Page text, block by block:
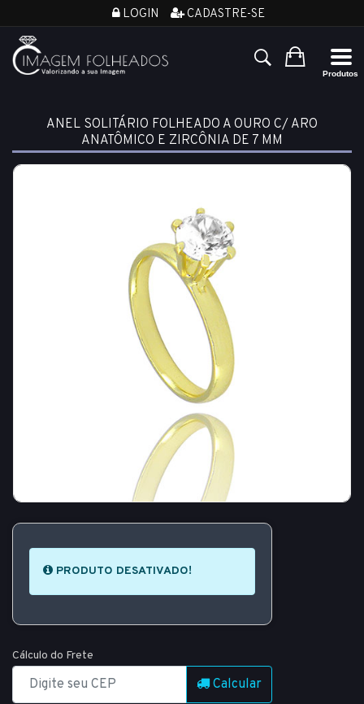
LOGIN CADASTRE-SE
ANEL SOLITÁRIO FOLHEADO A OURO C/ ARO
ANATÔMICO E ZIRCÔNIA DE 7 MM
PRODUTO DESATIVADO!
Cálculo do Frete
Calcular